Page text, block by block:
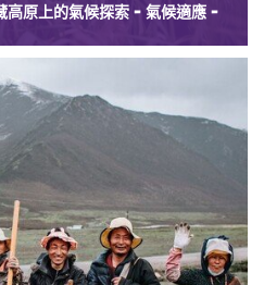
原上的氣候探索 - 氣候適應 -